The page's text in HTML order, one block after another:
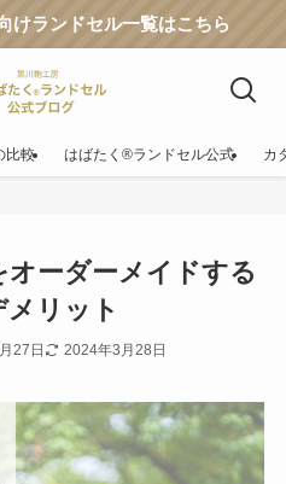
けランドセル一覧はこちら
比較 はばたく®ランドセル公式 カ
ーダーメイドする
リット
27日 2024年3月28日